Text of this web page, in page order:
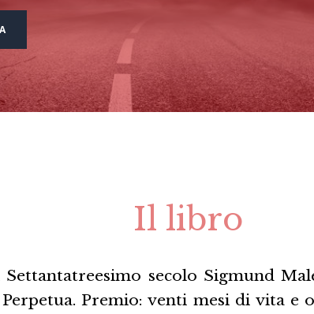
Il libro
secolo Sigmund
Premio: venti mesi di vita e